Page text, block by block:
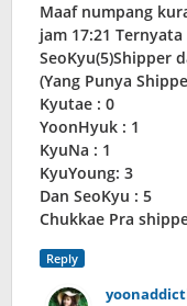
Maaf numpang
jam 17:21
SeoKyu(5)Shipper
(Yang Punya
Kyutae : 0
YoonHyuk : 1
KyuNa : 1
KyuYoung: 3
Dan SeoKyu : 5
Chukkae Pra
Reply